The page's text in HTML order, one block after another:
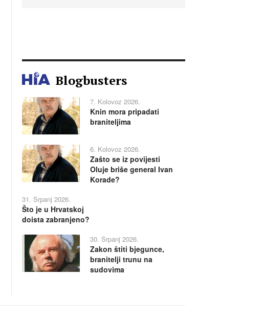
Blogbusters
7. Kolovoz 2026.
Knin mora pripadati
braniteljima
6. Kolovoz 2026.
Zašto se iz povijesti
Oluje briše general Ivan
Korade?
31. Srpanj 2026.
Što je u Hrvatskoj
doista zabranjeno?
30. Srpanj 2026.
Zakon štiti bjegunce,
branitelji trunu na
sudovima